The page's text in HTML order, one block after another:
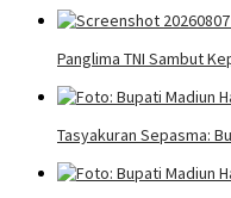
Panglima TNI Sambut
Tasyakuran Sepasma: